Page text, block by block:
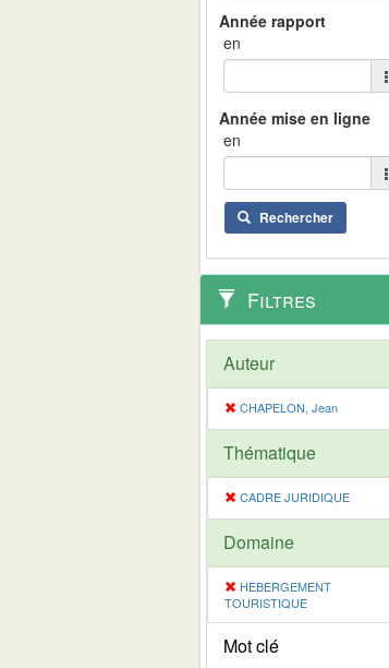
en
en
Rechercher
Filtres
Auteur
CHAPELON, Jean
Thématique
CADRE JURIDIQUE
Domaine
HEBERGEMENT
TOURISTIQUE
Mot clé